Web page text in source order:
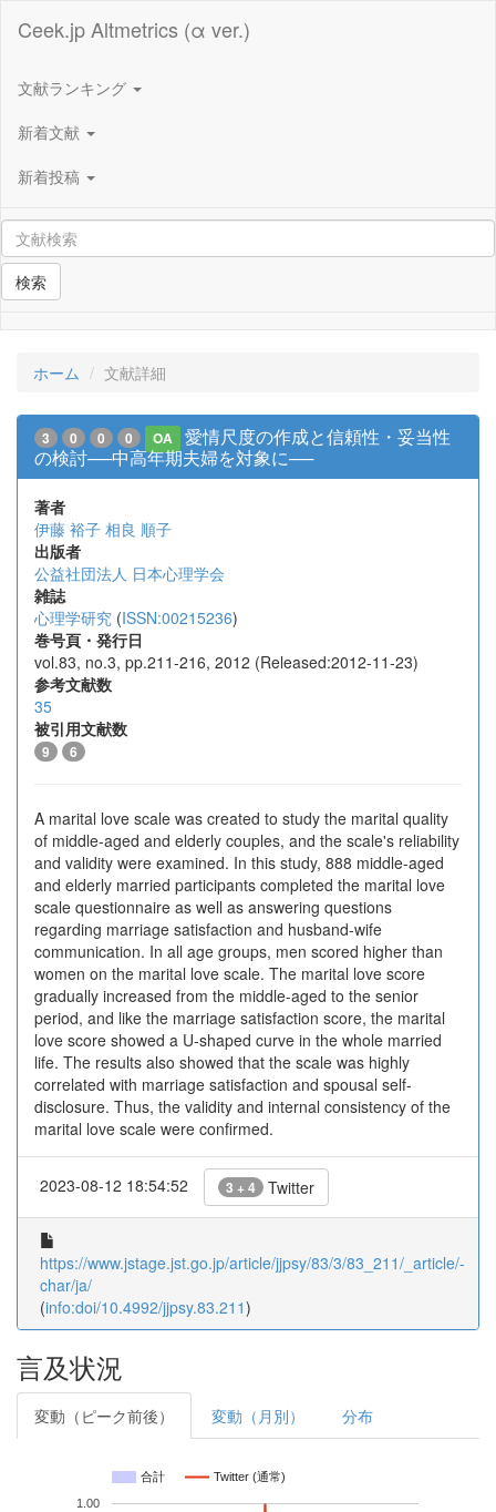
Ceek.jp Altmetrics (α ver.)
文献ランキング
新着文献
新着投稿
検索
ホーム 文献詳細
3 0 0 0 OA
愛情尺度の作成と信頼性・妥当性
の検討──中高年期夫婦を対象に──
著者
伊藤 裕子 相良 順子
出版者
公益社団法人 日本心理学会
雑誌
心理学研究 (ISSN:00215236)
巻号頁・発行日
vol.83, no.3, pp.211-216, 2012 (Released:2012-11-23)
参考文献数
35
被引用文献数
9 6
A marital love scale was created to study the marital quality
of middle-aged and elderly couples, and the scale's reliability
and validity were examined. In this study, 888 middle-aged
and elderly married participants completed the marital love
scale questionnaire as well as answering questions
regarding marriage satisfaction and husband-wife
communication. In all age groups, men scored higher than
women on the marital love scale. The marital love score
gradually increased from the middle-aged to the senior
period, and like the marriage satisfaction score, the marital
love score showed a U-shaped curve in the whole married
life. The results also showed that the scale was highly
correlated with marriage satisfaction and spousal self-
disclosure. Thus, the validity and internal consistency of the
marital love scale were confirmed.
2023-08-12 18:54:52 3 + 4 Twitter
https://www.jstage.jst.go.jp/article/jjpsy/83/3/83_211/_article/-
char/ja/
(info:doi/10.4992/jjpsy.83.211)
言及状況
変動（ピーク前後） 変動（月別） 分布
合計 Twitter (通常)
1.00